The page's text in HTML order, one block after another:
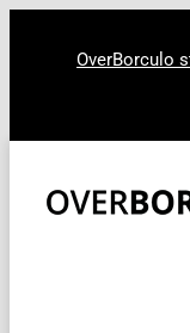
OverBorculo